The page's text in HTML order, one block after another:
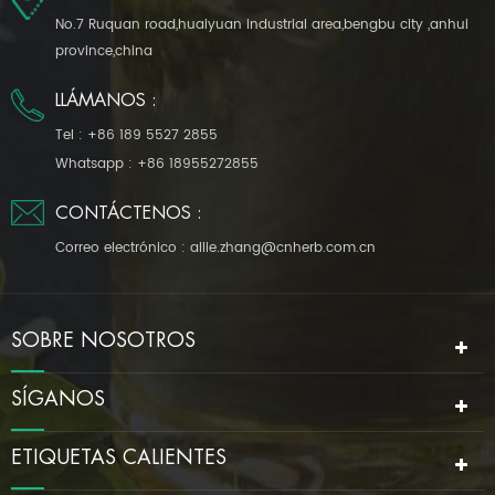
No.7 Ruquan road,huaiyuan industrial area,bengbu city ,anhui
province,china
LLÁMANOS :
Tel : +86 189 5527 2855
Whatsapp : +86 18955272855
CONTÁCTENOS :
Correo electrónico : allie.zhang@cnherb.com.cn
SOBRE NOSOTROS
SÍGANOS
ETIQUETAS CALIENTES